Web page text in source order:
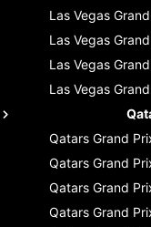
Las Vegas
Las Vegas
Las Vegas
Las Vegas
Qatars Grand
Qatars Grand
Qatars Grand
Qatars Grand